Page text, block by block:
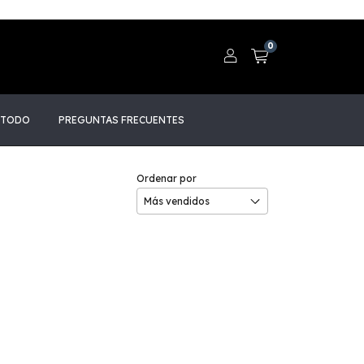
0
PREGUNTAS FRECUENTES
Ordenar por